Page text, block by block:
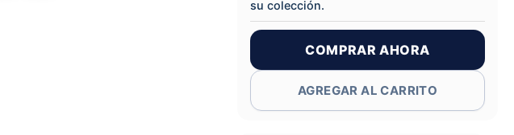
su colección.
COMPRAR AHORA
AGREGAR AL CARRITO